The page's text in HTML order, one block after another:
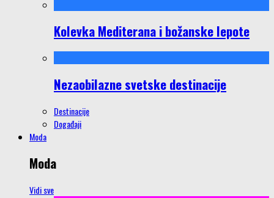
Kolevka Mediterana i božanske lepote
Nezaobilazne svetske destinacije
Destinacije
Događaji
Moda
Moda
Vidi sve